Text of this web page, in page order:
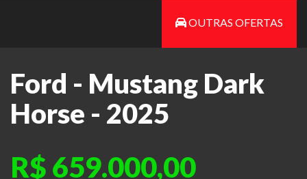
OUTRAS OFERTAS
Ford - Mustang Dark
Horse - 2025
R$ 659.000,00